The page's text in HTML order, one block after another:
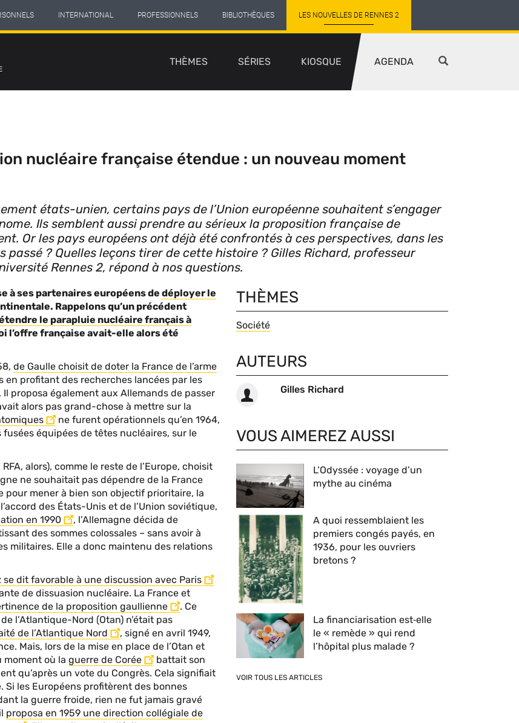
INTERNATIONAL PROFESSIONNELS BIBLIOTHÈQUES LES NOUVELLES DE RENNES 2
principale
THÈMES SÉRIES KIOSQUE AGENDA
nucléaire française étendue : un nouveau moment
états-unien, certains pays de l’Union européenne souhaitent s’engager
Ils semblent aussi prendre au sérieux la proposition française de
Or les pays européens ont déjà été confrontés à ces perspectives, dans les
passé ? Quelles leçons tirer de cette histoire ? Gilles Richard, professeur
Rennes 2, répond à nos questions.
à ses partenaires européens de déployer le
Rappelons qu’un précédent
le parapluie nucléaire français à
l’offre française avait-elle alors été
de Gaulle choisit de doter la France de l’arme
profitant des recherches lancées par les
Il proposa également aux Allemands de passer
alors pas grand-chose à mettre sur la
ne furent opérationnels qu’en 1964,
fusées équipées de têtes nucléaires, sur le
alors), comme le reste de l’Europe, choisit
ne souhaitait pas dépendre de la France
mener à bien son objectif prioritaire, la
des États-Unis et de l’Union soviétique,
en 1990
, l’Allemagne décida de
des sommes colossales – sans avoir à
militaires. Elle a donc maintenu des relations
se dit favorable à une discussion avec Paris
de dissuasion nucléaire. La France et
de la proposition gaullienne
. Ce
l’Atlantique-Nord (Otan) n’était pas
de l’Atlantique Nord
, signé en avril 1949,
Mais, lors de la mise en place de l’Otan et
moment où la guerre de Corée
battait son
qu’après un vote du Congrès. Cela signifiait
Si les Européens profitèrent des bonnes
la guerre froide, rien ne fut jamais gravé
proposa en 1959 une direction collégiale de
THÈMES
Thèmes
Société
AUTEURS
Auteurs Gilles Richard
VOUS AIMEREZ AUSSI
L’Odyssée : voyage d’un
mythe au cinéma
A quoi ressemblaient les
premiers congés payés, en
1936, pour les ouvriers
bretons ?
La financiarisation est‑elle
le « remède » qui rend
l’hôpital plus malade ?
VOIR TOUS LES ARTICLES